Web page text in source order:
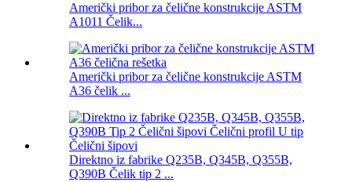
Američki pribor za čelične konstrukcije ASTM
A1011 Čelik...
Američki pribor za čelične konstrukcije ASTM
A36 čelik ...
Direktno iz fabrike Q235B, Q345B, Q355B,
Q390B Čelik tip 2 ...